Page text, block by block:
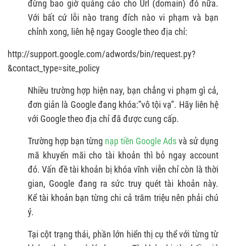
đừng bao giờ quảng cáo cho Url (domain) đó nữa.
Với bất cứ lỗi nào trang đích nào vi phạm và bạn
chỉnh xong, liên hệ ngay Google theo địa chỉ:
http://support.google.com/adwords/bin/request.py?
&contact_type=site_policy
Nhiều trường hợp hiện nay, bạn chẳng vi phạm gì cả,
đơn giản là Google đang khóa:”vô tội vạ”. Hãy liên hệ
với Google theo địa chỉ đã được cung cấp.
Trường hợp bạn từng nạp tiền Google Adsvà sử dụng
mã khuyến mãi cho tài khoản thì bỏ ngay account
đó. Vấn đề tài khoản bị khóa vĩnh viễn chỉ còn là thời
gian, Google đang ra sức truy quét tài khoản này.
Kể tài khoản bạn từng chi cả trăm triệu nên phải chú
ý.
Tại cột trạng thái, phần lớn hiển thị cụ thể với từng từ